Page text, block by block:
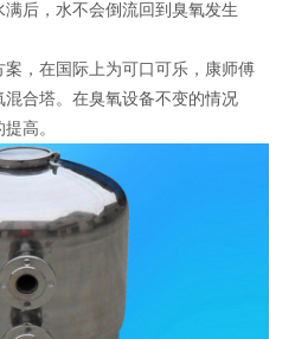
后，水不会倒流回到臭氧发生
案，在国际上为可口可乐，康师傅
合塔。在臭氧设备不变的情况
高。